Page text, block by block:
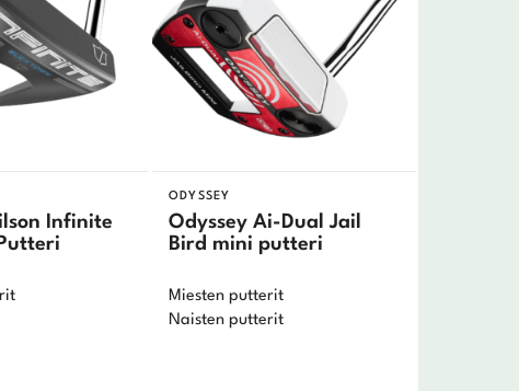
Infinite
ODYSSEY
Odyssey Ai-Dual Jail
Bird mini putteri
Miesten putterit
Naisten putterit